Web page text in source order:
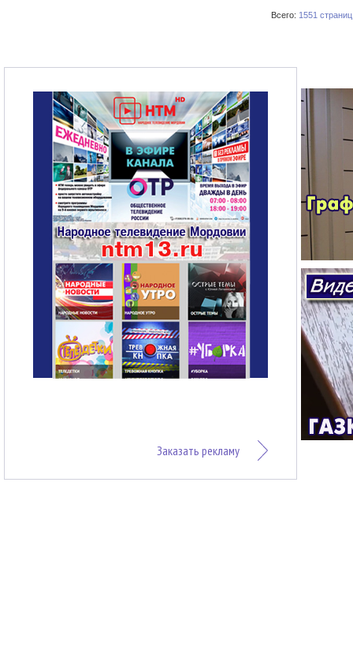
Всего: 1551 страниц
Заказать рекламу